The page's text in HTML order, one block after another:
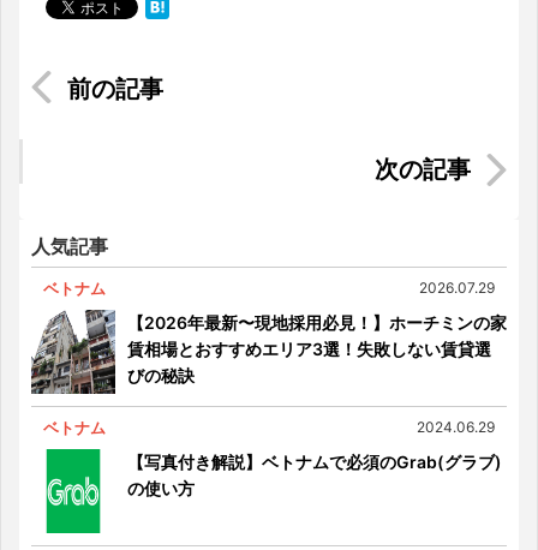
【女子必見】なんでも現地調達できるベトナムド
【単身・家族・夫婦・ペットOK】タイプ別に見る
人気記事
ベトナム 2026.07.29
【2026年最新〜現地採用必見！】ホーチミンの家
賃相場とおすすめエリア3選！失敗しない賃貸選
びの秘訣
ベトナム 2024.06.29
【写真付き解説】ベトナムで必須のGrab(グラブ)
の使い方